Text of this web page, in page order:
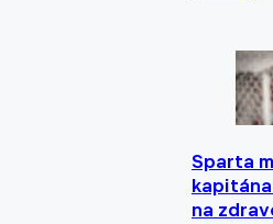
Sparta
na